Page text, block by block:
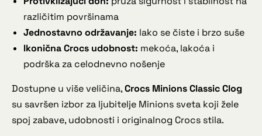
različitim površinama
Jednostavno održavanje: lako se čiste i brzo suše
Ikonična Crocs udobnost: mekoća, lakoća i
podrška za celodnevno nošenje
Dostupne u više veličina,Crocs Minions Classic Clog
su savršen izbor za ljubitelje Minions sveta koji žele
spoj zabave, udobnosti i originalnog Crocs stila.